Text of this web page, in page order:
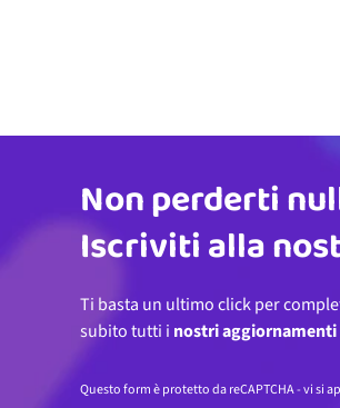
Indirizzo email
Non perderti
Iscriviti alla
Ti basta un ultimo click per
subito tutti i nostri aggiornamenti
Questo form è protetto da reCAPTCHA - vi si